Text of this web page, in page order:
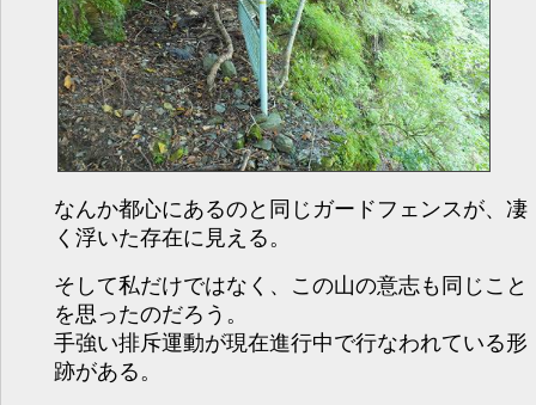
なんか都心にあるのと同じガードフェンスが、凄
く浮いた存在に見える。
そして私だけではなく、この山の意志も同じこと
を思ったのだろう。
手強い排斥運動が現在進行中で行なわれている形
跡がある。